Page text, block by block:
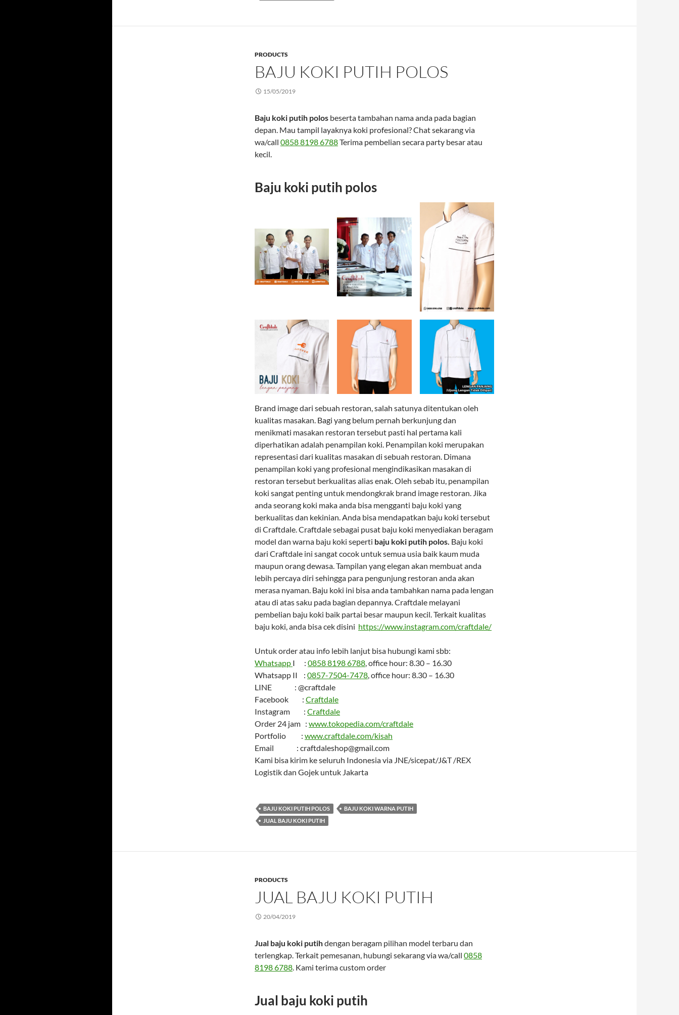
PRODUCTS
BAJU KOKI PUTIH POLOS
15/05/2019
Baju koki putih polos beserta tambahan nama anda pada bagian
depan. Mau tampil layaknya koki profesional? Chat sekarang via
wa/call 0858 8198 6788Terima pembelian secara party besar atau
kecil.
Baju koki putih polos
Brand image dari sebuah restoran, salah satunya ditentukan oleh
kualitas masakan. Bagi yang belum pernah berkunjung dan
menikmati masakan restoran tersebut pasti hal pertama kali
diperhatikan adalah penampilan koki. Penampilan koki merupakan
representasi dari kualitas masakan di sebuah restoran. Dimana
penampilan koki yang profesional mengindikasikan masakan di
restoran tersebut berkualitas alias enak. Oleh sebab itu, penampilan
koki sangat penting untuk mendongkrak brand image restoran. Jika
anda seorang koki maka anda bisa mengganti baju koki yang
berkualitas dan kekinian. Anda bisa mendapatkan baju koki tersebut
di Craftdale. Craftdale sebagai pusat baju koki menyediakan beragam
model dan warna baju koki seperti baju koki putih polos. Baju koki
dari Craftdale ini sangat cocok untuk semua usia baik kaum muda
maupun orang dewasa. Tampilan yang elegan akan membuat anda
lebih percaya diri sehingga para pengunjung restoran anda akan
merasa nyaman. Baju koki ini bisa anda tambahkan nama pada lengan
atau di atas saku pada bagian depannya. Craftdale melayani
pembelian baju koki baik partai besar maupun kecil. Terkait kualitas
baju koki, anda bisa cek disini https://www.instagram.com/craftdale/
Untuk order atau info lebih lanjut bisa hubungi kami sbb:
Whatsapp I : 0858 8198 6788, office hour: 8.30 – 16.30
Whatsapp II : 0857-7504-7478, office hour: 8.30 – 16.30
LINE : @craftdale
Facebook : Craftdale
Instagram : Craftdale
Order 24 jam : www.tokopedia.com/craftdale
Portfolio : www.craftdale.com/kisah
Email : craftdaleshop@gmail.com
Kami bisa kirim ke seluruh Indonesia via JNE/sicepat/J&T /REX
Logistik dan Gojek untuk Jakarta
BAJU KOKI PUTIH POLOS
BAJU KOKI WARNA PUTIH
JUAL BAJU KOKI PUTIH
PRODUCTS
JUAL BAJU KOKI PUTIH
20/04/2019
Jual baju koki putihdengan beragam pilihan model terbaru dan
terlengkap. Terkait pemesanan, hubungi sekarang via wa/call 0858
8198 6788. Kami terima custom order
Jual baju koki putih